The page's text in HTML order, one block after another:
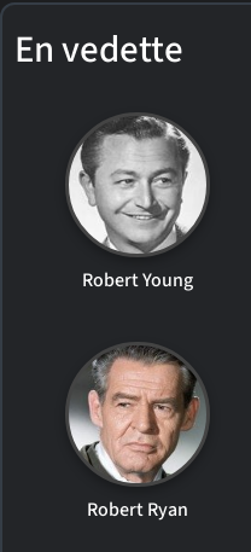
En vedette
Robert Young
Robert Ryan